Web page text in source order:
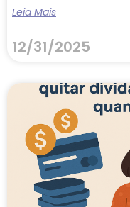
Leia Mais
12/31/2025